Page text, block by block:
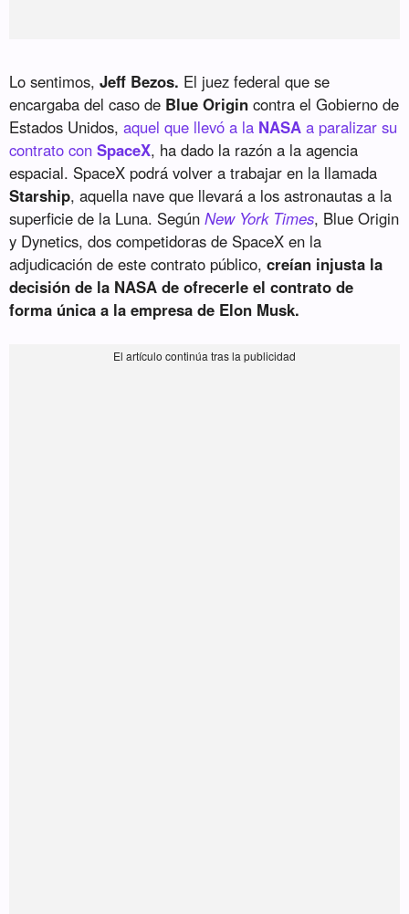
Lo sentimos,Jeff Bezos. El juez federal que se
encargaba del caso de Blue Origin contra el Gobierno de
Estados Unidos,aquel que llevó a la NASA a paralizar su
contrato conSpaceX, ha dado la razón a la agencia
espacial. SpaceX podrá volver a trabajar en la llamada
Starship, aquella nave que llevará a los astronautas a la
superficie de la Luna. SegúnNew York Times, Blue Origin
y Dynetics, dos competidoras de SpaceX en la
adjudicación de este contrato público,creían injusta la
decisión de la NASA de ofrecerle el contrato de
forma única a la empresa de Elon Musk.